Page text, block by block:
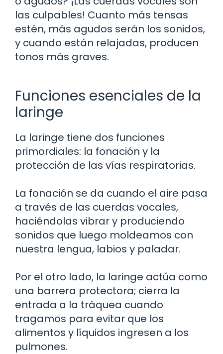
las culpables! Cuanto más tensas
estén, más agudos serán los sonidos,
y cuando están relajadas, producen
tonos más graves.
Funciones esenciales de la
laringe
La laringe tiene dos funciones
primordiales: la fonación y la
protección de las vías respiratorias.
La fonación se da cuando el aire pasa
a través de las cuerdas vocales,
haciéndolas vibrar y produciendo
sonidos que luego moldeamos con
nuestra lengua, labios y paladar.
Por el otro lado, la laringe actúa como
una barrera protectora; cierra la
entrada a la tráquea cuando
tragamos para evitar que los
alimentos y líquidos ingresen a los
pulmones.